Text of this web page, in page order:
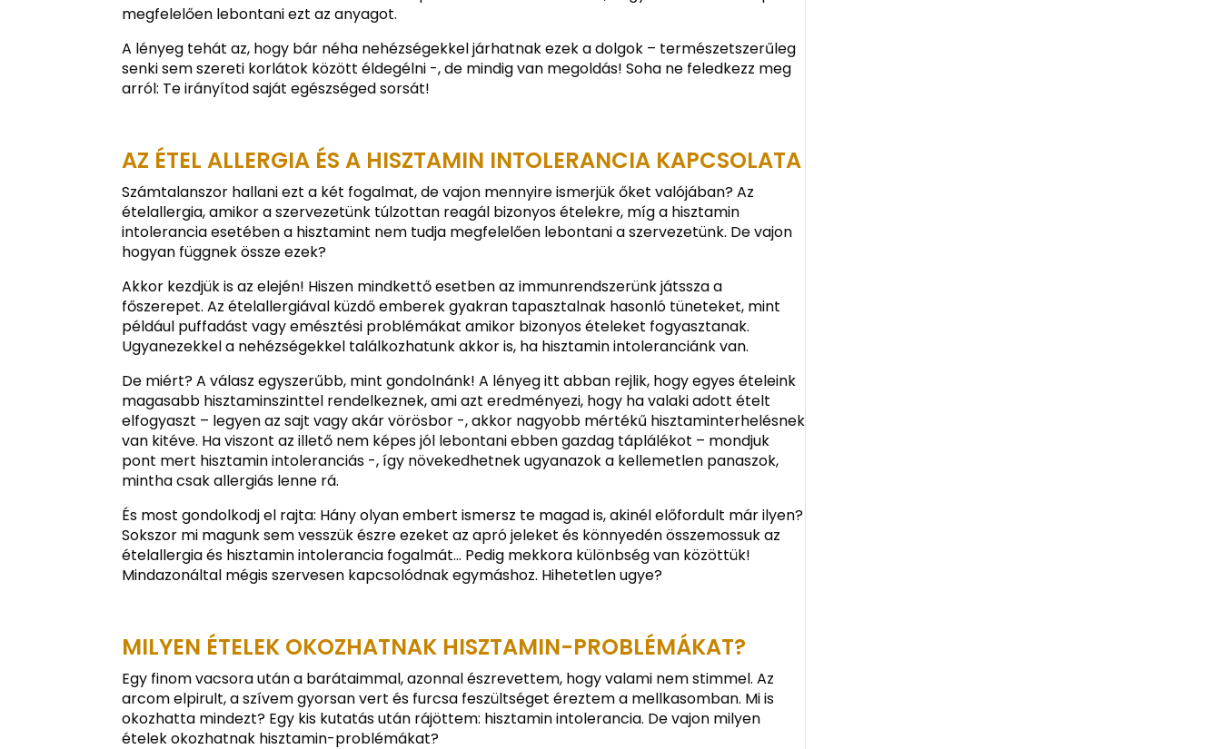
megfelelően lebontani ezt az anyagot.
A lényeg tehát az, hogy bár néha nehézségekkel járhatnak ezek a dolgok – természetszerűleg
senki sem szereti korlátok között éldegélni -, de mindig van megoldás! Soha ne feledkezz meg
arról: Te irányítod saját egészséged sorsát!
AZ ÉTEL ALLERGIA ÉS A HISZTAMIN INTOLERANCIA KAPCSOLATA
Számtalanszor hallani ezt a két fogalmat, de vajon mennyire ismerjük őket valójában? Az
ételallergia, amikor a szervezetünk túlzottan reagál bizonyos ételekre, míg a hisztamin
intolerancia esetében a hisztamint nem tudja megfelelően lebontani a szervezetünk. De vajon
hogyan függnek össze ezek?
Akkor kezdjük is az elején! Hiszen mindkettő esetben az immunrendszerünk játssza a
főszerepet. Az ételallergiával küzdő emberek gyakran tapasztalnak hasonló tüneteket, mint
például puffadást vagy emésztési problémákat amikor bizonyos ételeket fogyasztanak.
Ugyanezekkel a nehézségekkel találkozhatunk akkor is, ha hisztamin intoleranciánk van.
De miért? A válasz egyszerűbb, mint gondolnánk! A lényeg itt abban rejlik, hogy egyes ételeink
magasabb hisztaminszinttel rendelkeznek, ami azt eredményezi, hogy ha valaki adott ételt
elfogyaszt – legyen az sajt vagy akár vörösbor -, akkor nagyobb mértékű hisztaminterhelésnek
van kitéve. Ha viszont az illető nem képes jól lebontani ebben gazdag táplálékot – mondjuk
pont mert hisztamin intoleranciás -, így növekedhetnek ugyanazok a kellemetlen panaszok,
mintha csak allergiás lenne rá.
És most gondolkodj el rajta: Hány olyan embert ismersz te magad is, akinél előfordult már ilyen?
Sokszor mi magunk sem vesszük észre ezeket az apró jeleket és könnyedén összemossuk az
ételallergia és hisztamin intolerancia fogalmát… Pedig mekkora különbség van közöttük!
Mindazonáltal mégis szervesen kapcsolódnak egymáshoz. Hihetetlen ugye?
MILYEN ÉTELEK OKOZHATNAK HISZTAMIN-PROBLÉMÁKAT?
Egy finom vacsora után a barátaimmal, azonnal észrevettem, hogy valami nem stimmel. Az
arcom elpirult, a szívem gyorsan vert és furcsa feszültséget éreztem a mellkasomban. Mi is
okozhatta mindezt? Egy kis kutatás után rájöttem: hisztamin intolerancia. De vajon milyen
ételek okozhatnak hisztamin-problémákat?